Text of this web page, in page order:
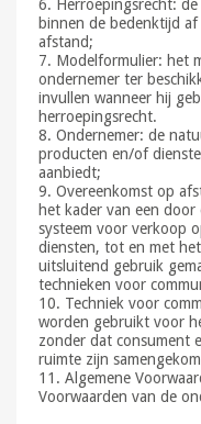
6. Herroepingsrecht:
binnen de bedenktijd
afstand;
7. Modelformulier: het
ondernemer ter
invullen wanneer hij
herroepingsrecht.
8. Ondernemer: de
producten en/of
aanbiedt;
9. Overeenkomst op
het kader van een door
systeem voor verkoop
diensten, tot en met
uitsluitend gebruik
technieken voor
10. Techniek voor
worden gebruikt voor
zonder dat consument
ruimte zijn
11. Algemene
Voorwaarden van de